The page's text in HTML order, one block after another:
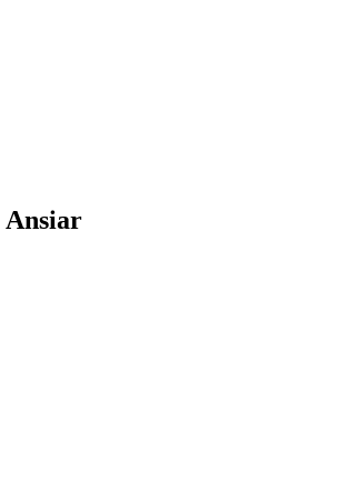
Ansiar